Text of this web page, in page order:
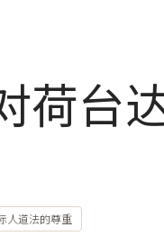
荷台
人道法的尊重